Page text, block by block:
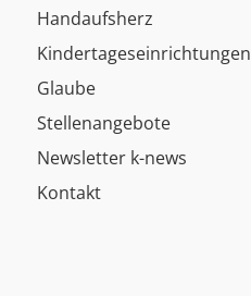
Handaufsherz
Kindertageseinrichtungen
Glaube
Stellenangebote
Newsletter k-news
Kontakt